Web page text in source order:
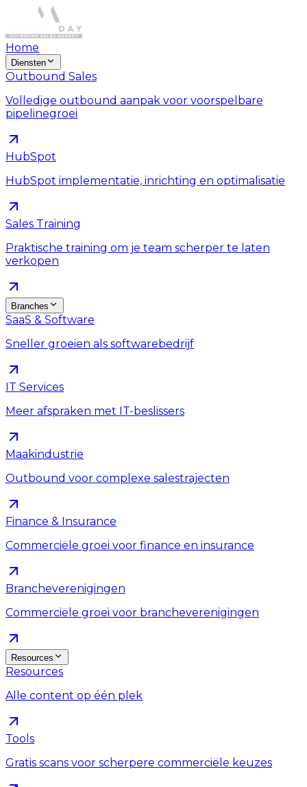
Home
Diensten
Outbound Sales
Volledige outbound aanpak voor voorspelbare
pipelinegroei
HubSpot
HubSpot implementatie, inrichting en optimalisatie
Sales Training
Praktische training om je team scherper te laten
verkopen
Branches
SaaS & Software
Sneller groeien als softwarebedrijf
IT Services
Meer afspraken met IT-beslissers
Maakindustrie
Outbound voor complexe salestrajecten
Finance & Insurance
Commerciële groei voor finance en insurance
Brancheverenigingen
Commerciële groei voor brancheverenigingen
Resources
Resources
Alle content op één plek
Tools
Gratis scans voor scherpere commerciële keuzes